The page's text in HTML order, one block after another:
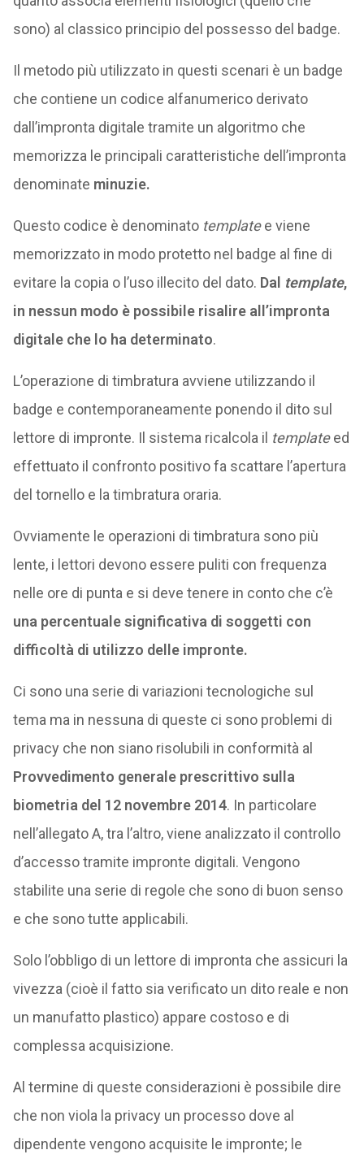
sono) al classico principio del possesso del badge.
Il metodo più utilizzato in questi scenari è un badge
che contiene un codice alfanumerico derivato
dall’impronta digitale tramite un algoritmo che
memorizza le principali caratteristiche dell’impronta
denominate minuzie.
Questo codice è denominato templatee viene
memorizzato in modo protetto nel badge al fine di
evitare la copia o l’uso illecito del dato. Dal template,
in nessun modo è possibile risalire all’impronta
digitale che lo ha determinato.
L’operazione di timbratura avviene utilizzando il
badge e contemporaneamente ponendo il dito sul
lettore di impronte. Il sistema ricalcola il templateed
effettuato il confronto positivo fa scattare l’apertura
del tornello e la timbratura oraria.
Ovviamente le operazioni di timbratura sono più
lente, i lettori devono essere puliti con frequenza
nelle ore di punta e si deve tenere in conto che c’è
una percentuale significativa di soggetti con
difficoltà di utilizzo delle impronte.
Ci sono una serie di variazioni tecnologiche sul
tema ma in nessuna di queste ci sono problemi di
privacy che non siano risolubili in conformità al
Provvedimento generale prescrittivo sulla
biometria del 12 novembre 2014. In particolare
nell’allegato A, tra l’altro, viene analizzato il controllo
d’accesso tramite impronte digitali. Vengono
stabilite una serie di regole che sono di buon senso
e che sono tutte applicabili.
Solo l’obbligo di un lettore di impronta che assicuri la
vivezza (cioè il fatto sia verificato un dito reale e non
un manufatto plastico) appare costoso e di
complessa acquisizione.
Al termine di queste considerazioni è possibile dire
che non viola la privacy un processo dove al
dipendente vengono acquisite le impronte; le